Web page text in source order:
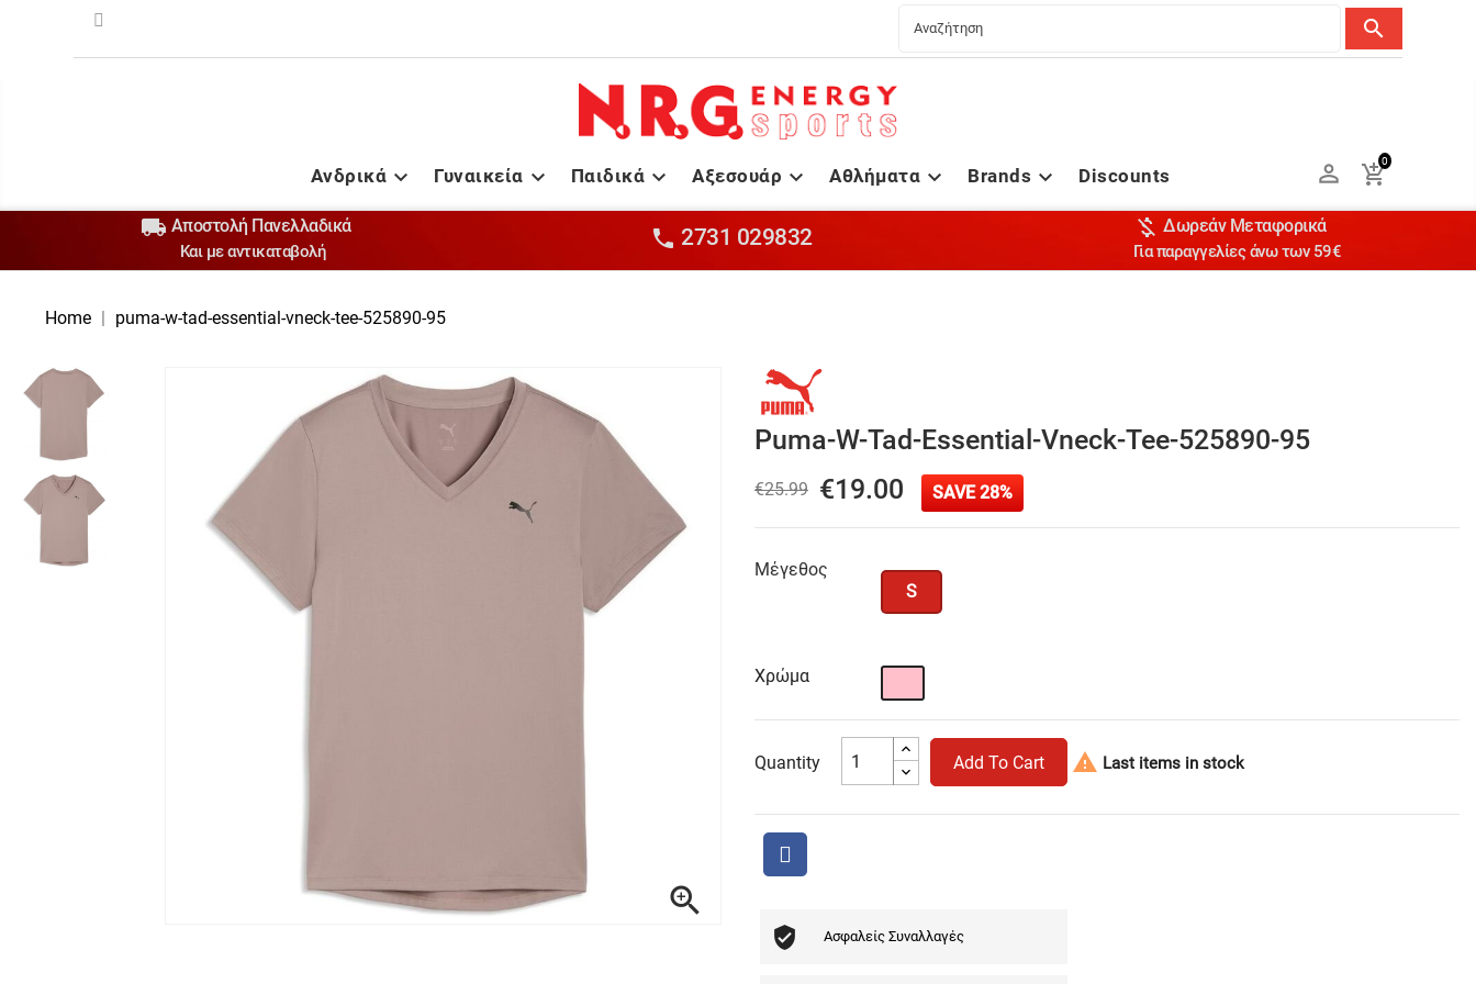
search

Ανδρικά 
Γυναικεία 
Παιδικά 
Αξεσουάρ 
Αθλήματα 
Brands Discounts 
0

 Αποστολή Πανελλαδικά
Και με αντικαταβολή
 2731 029832  Δωρεάν Μεταφορικά
Για παραγγελίες άνω των 59€
Home puma-w-tad-essential-vneck-tee-525890-95

Puma-W-Tad-Essential-Vneck-Tee-525890-95
€25.99 €19.00 SAVE 28%
Μέγεθος
S
Χρώμα
Quantity Add To Cart  Last items in stock
Ασφαλείς Συναλλαγές